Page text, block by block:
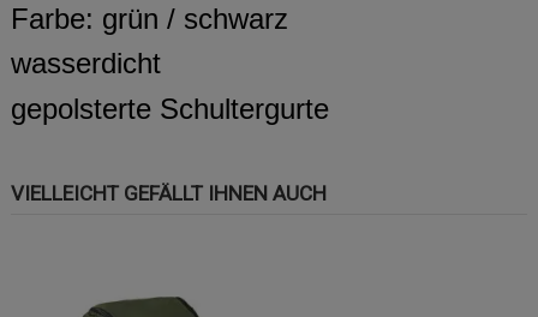
Farbe: grün / schwarz
wasserdicht
gepolsterte Schultergurte
VIELLEICHT GEFÄLLT IHNEN AUCH